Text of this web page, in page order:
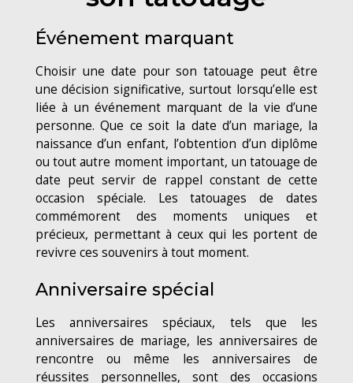
Événement marquant
Choisir une date pour son tatouage peut être
une décision significative, surtout lorsqu’elle est
liée à un événement marquant de la vie d’une
personne. Que ce soit la date d’un mariage, la
naissance d’un enfant, l’obtention d’un diplôme
ou tout autre moment important, un tatouage de
date peut servir de rappel constant de cette
occasion spéciale. Les tatouages de dates
commémorent des moments uniques et
précieux, permettant à ceux qui les portent de
revivre ces souvenirs à tout moment.
Anniversaire spécial
Les anniversaires spéciaux, tels que les
anniversaires de mariage, les anniversaires de
rencontre ou même les anniversaires de
réussites personnelles, sont des occasions